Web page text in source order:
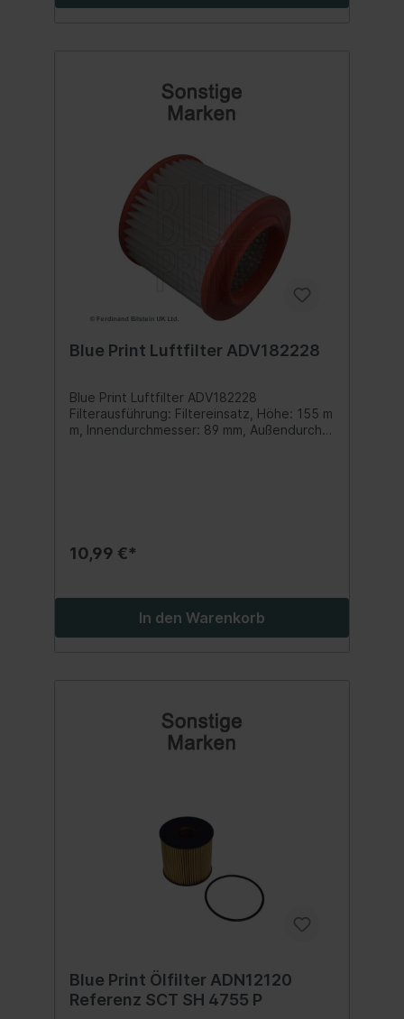
Blue Print Luftfilter ADV182228
Blue Print Luftfilter ADV182228
Filterausführung: Filtereinsatz, Höhe: 155 m
m, Innendurchmesser: 89 mm, Außendurchm
10,99 €*
In den Warenkorb
Blue Print Ölfilter ADN12120
Referenz SCT SH 4755 P